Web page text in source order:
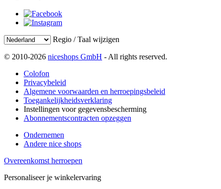
Regio / Taal wijzigen
© 2010-2026 niceshops GmbH - All rights reserved.
Colofon
Privacybeleid
Algemene voorwaarden en herroepingsbeleid
Toegankelijkheidsverklaring
Instellingen voor gegevensbescherming
Abonnementscontracten opzeggen
Ondernemen
Andere nice shops
Overeenkomst herroepen
Personaliseer je winkelervaring